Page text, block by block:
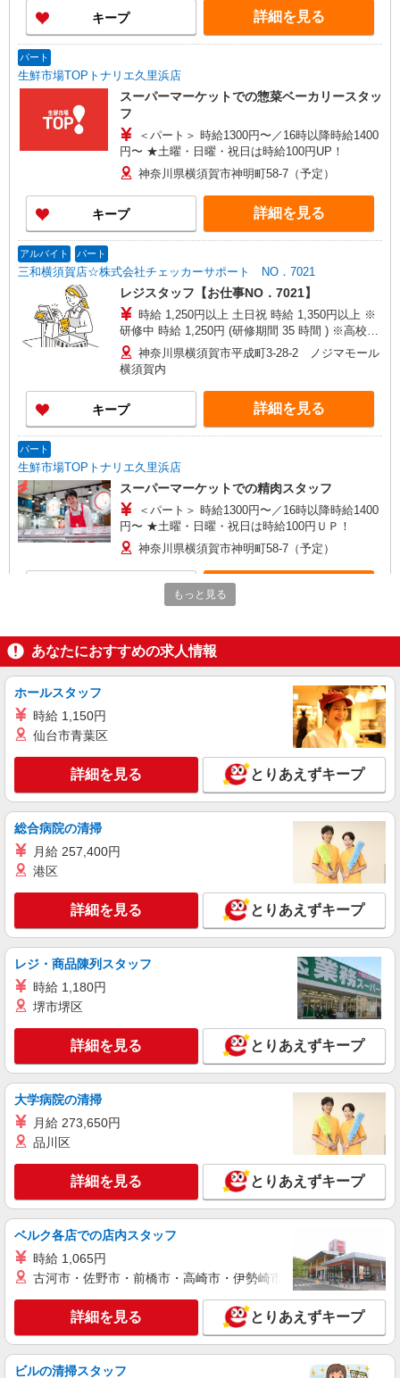
キープ 詳細を見る
パート
生鮮市場TOPトナリエ久里浜店
スーパーマーケットでの惣菜ベーカリースタッ
フ
＜パート＞ 時給1300円〜／16時以降時給1400
円〜 ★土曜・日曜・祝日は時給100円UP！
神奈川県横須賀市神明町58-7（予定）
キープ 詳細を見る
アルバイト パート
三和横須賀店☆株式会社チェッカーサポート NO．7021
レジスタッフ【お仕事NO．7021】
時給 1,250円以上 土日祝 時給 1,350円以上 ※
研修中 時給 1,250円 (研修期間 35 時間 ) ※高校生
同時給神奈川県横須賀市平成町3-28-2 ノジマモール
横須賀内
キープ 詳細を見る
パート
生鮮市場TOPトナリエ久里浜店
スーパーマーケットでの精肉スタッフ
＜パート＞ 時給1300円〜／16時以降時給1400
円〜 ★土曜・日曜・祝日は時給100円ＵＰ！
神奈川県横須賀市神明町58-7（予定）
生鮮市場TOPトナリエ久里浜店
スーパーマーケットでのフロアスタッフ
＜パート＞ 時給1300円〜／16時以降時給1400
円〜 ★土曜・日曜・祝日は時給100円ＵＰ！
神奈川県横須賀市神明町58-7（予定）
キープ 詳細を見る
生鮮市場TOPトナリエ久里浜店
スーパーマーケットでのフロアスタッフ
＜アルバイト＞ 時給1250円〜／16時以降時給
日は時給100円ＵＰ！
神奈川県横須賀市神明町58-7（予定）
キープ 詳細を見る
パート
生鮮市場TOPトナリエ久里浜店
スーパーマーケットでの青果スタッフ
＜パート＞ 時給1300円〜／16時以降時給1400
円〜 ★土曜・日曜・祝日は時給100円ＵＰ！
神奈川県横須賀市神明町58-7（予定）
キープ 詳細を見る
アルバイト
生鮮市場TOPトナリエ久里浜店
スーパーマーケットでの早朝フロアスタッフ
＜アルバイト＞ 時給1400円〜 ★週4日以上の
勤務契約の方は、日・祝日は時給100円ＵＰ！
神奈川県横須賀市神明町58-7（予定）
キープ 詳細を見る
パート
生鮮市場TOPトナリエ久里浜店
もっと見る
あなたにおすすめの求人情報
ホールスタッフ
時給 1,150円
仙台市青葉区
詳細を見る とりあえずキープ
総合病院の清掃
月給 257,400円
港区
詳細を見る とりあえずキープ
レジ・商品陳列スタッフ
時給 1,180円
堺市堺区
詳細を見る とりあえずキープ
大学病院の清掃
月給 273,650円
品川区
詳細を見る とりあえずキープ
ベルク各店での店内スタッフ
時給 1,065円
古河市・佐野市・前橋市・高崎市・伊勢崎市・太田市・館林市
詳細を見る とりあえずキープ
ビルの清掃スタッフ